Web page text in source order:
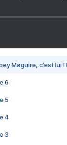
Maguire, c'est lui
6
5
4
3